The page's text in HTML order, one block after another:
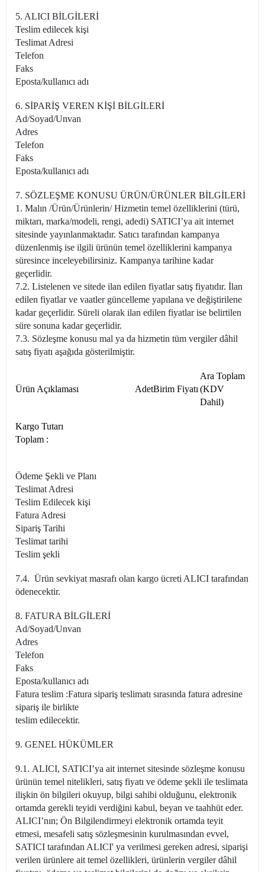
5. ALICI BİLGİLERİ
Teslim edilecek kişi
Teslimat Adresi
Telefon
Faks
Eposta/kullanıcı adı
6. SİPARİŞ VEREN KİŞİ BİLGİLERİ
Ad/Soyad/Unvan
Adres
Telefon
Faks
Eposta/kullanıcı adı
7. SÖZLEŞME KONUSU ÜRÜN/ÜRÜNLER BİLGİLERİ
1. Malın /Ürün/Ürünlerin/ Hizmetin temel özelliklerini (türü,
miktarı, marka/modeli, rengi, adedi) SATICI’ya ait internet
sitesinde yayınlanmaktadır. Satıcı tarafından kampanya
düzenlenmiş ise ilgili ürünün temel özelliklerini kampanya
süresince inceleyebilirsiniz. Kampanya tarihine kadar
geçerlidir.
7.2. Listelenen ve sitede ilan edilen fiyatlar satış fiyatıdır. İlan
edilen fiyatlar ve vaatler güncelleme yapılana ve değiştirilene
kadar geçerlidir. Süreli olarak ilan edilen fiyatlar ise belirtilen
süre sonuna kadar geçerlidir.
7.3. Sözleşme konusu mal ya da hizmetin tüm vergiler dâhil
satış fiyatı aşağıda gösterilmiştir.
Ürün Açıklaması AdetBirim Fiyatı
Ara Toplam
(KDV
Dahil)
Kargo Tutarı
Toplam :
Ödeme Şekli ve Planı
Teslimat Adresi
Teslim Edilecek kişi
Fatura Adresi
Sipariş Tarihi
Teslimat tarihi
Teslim şekli
7.4. Ürün sevkiyat masrafı olan kargo ücreti ALICI tarafından
ödenecektir.
8. FATURA BİLGİLERİ
Ad/Soyad/Unvan
Adres
Telefon
Faks
Eposta/kullanıcı adı
Fatura teslim :Fatura sipariş teslimatı sırasında fatura adresine
sipariş ile birlikte
teslim edilecektir.
9. GENEL HÜKÜMLER
9.1. ALICI, SATICI’ya ait internet sitesinde sözleşme konusu
ürünün temel nitelikleri, satış fiyatı ve ödeme şekli ile teslimata
ilişkin ön bilgileri okuyup, bilgi sahibi olduğunu, elektronik
ortamda gerekli teyidi verdiğini kabul, beyan ve taahhüt eder.
ALICI’nın; Ön Bilgilendirmeyi elektronik ortamda teyit
etmesi, mesafeli satış sözleşmesinin kurulmasından evvel,
SATICI tarafından ALICI' ya verilmesi gereken adresi, siparişi
verilen ürünlere ait temel özellikleri, ürünlerin vergiler dâhil